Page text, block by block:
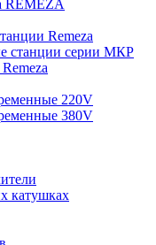
REMEZA
Remeza
станции серии МКР
220V
380V
катушках